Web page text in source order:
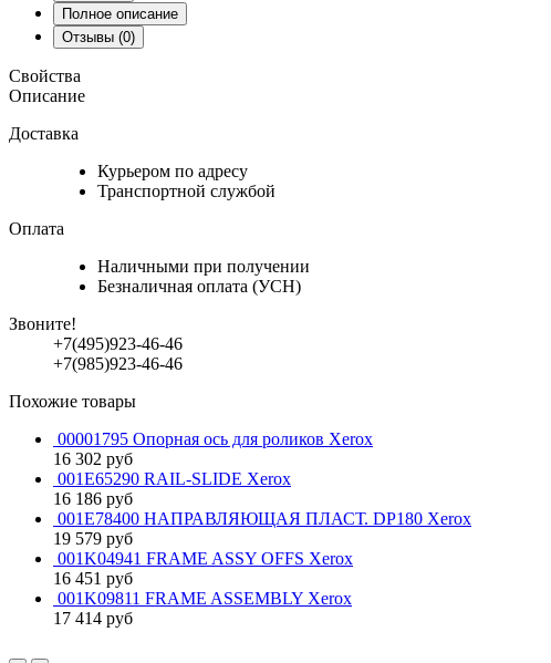
Полное описание
Отзывы (0)
Свойства
Описание
Доставка
Курьером по адресу
Транспортной службой
Оплата
Наличными при получении
Безналичная оплата (УСН)
Звоните!
+7(495)923-46-46
+7(985)923-46-46
Похожие товары
00001795 Опорная ось для роликов Xerox
16 302 руб
001E65290 RAIL-SLIDE Xerox
16 186 руб
001E78400 НАПРАВЛЯЮЩАЯ ПЛАСТ. DP180 Xerox
19 579 руб
001K04941 FRAME ASSY OFFS Xerox
16 451 руб
001K09811 FRAME ASSEMBLY Xerox
17 414 руб